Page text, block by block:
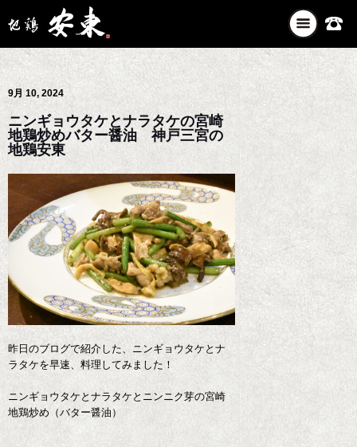
ナ
ビ
ゲ
シ
9月 10, 2024
ニンギョウタケとナラタケの宮崎
地鶏炒めバター醤油 神戸三宮の
地鶏安東
昨日のブログで紹介した、ニンギョウタケとナ
ラタケを早速、料理してみました！
ニンギョウタケとナラタケとニンニク芽の宮崎
地鶏炒め（バター醤油）